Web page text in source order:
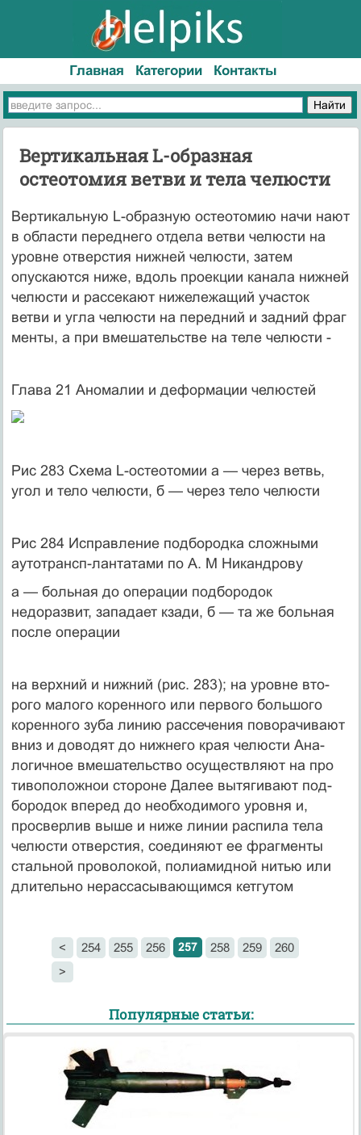
Главная Категории Контакты
Вертикальная L-образная
остеотомия ветви и тела челюсти
Вертикальную L-образную остеотомию начи нают
в области переднего отдела ветви челюсти на
уровне отверстия нижней челюсти, затем
опускаются ниже, вдоль проекции канала ниж­ней
челюсти и рассекают нижележащий участок
ветви и угла челюсти на передний и задний фраг
менты, а при вмешательстве на теле челюсти -
Глава 21 Аномалии и деформации челюстей
Рис 283 Схема L-остеотомии а — через ветвь,
угол и тело челюсти, б — через тело челюсти
Рис 284 Исправление подбородка сложными
аутотрансп-лантатами по А. М Никандрову
а — больная до операции подбородок
недоразвит, западает кзади, б — та же больная
после операции
на верхний и нижний (рис. 283); на уровне вто­
рого малого коренного или первого большого
коренного зуба линию рассечения поворачива­ют
вниз и доводят до нижнего края челюсти Ана­
логичное вмешательство осуществляют на про
тивоположнои стороне Далее вытягивают под­
бородок вперед до необходимого уровня и,
просверлив выше и ниже линии распила тела
челюсти отверстия, соединяют ее фрагменты
стальной проволокой, полиамидной нитью или
длительно нерассасывающимся кетгутом
< 254 255 256 257 258 259
260
>
Популярные статьи: